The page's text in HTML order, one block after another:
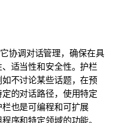
协调对话管理，确保在具
适当性和安全性。护栏
不讨论某些话题，在预
的对话路径，使用特定
也是可编程和可扩展
序和特定领域的功能。